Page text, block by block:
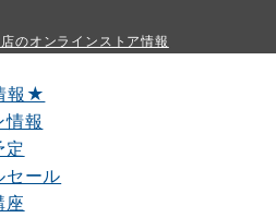
のオンラインストア情報
報★
報
定
セール
座